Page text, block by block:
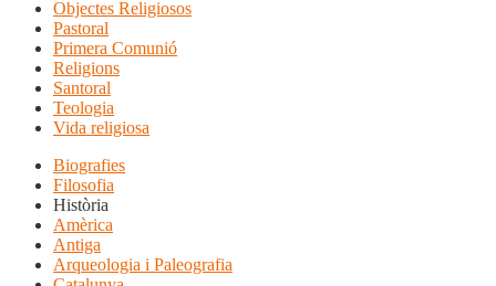
Objectes Religiosos
Pastoral
Primera Comunió
Religions
Santoral
Teologia
Vida religiosa
Biografies
Filosofia
Història
Amèrica
Antiga
Arqueologia i Paleografia